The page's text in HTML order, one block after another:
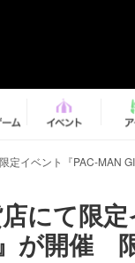
定イベント『PAC-MAN
にて限
が開催